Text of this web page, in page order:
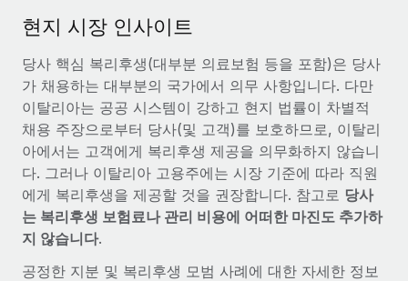
현지 시장 인사이트
당사 핵심 복리후생(대부분 의료보험 등을 포함)은 당사
가 채용하는 대부분의 국가에서 의무 사항입니다. 다만
이탈리아는 공공 시스템이 강하고 현지 법률이 차별적
채용 주장으로부터 당사(및 고객)를 보호하므로, 이탈리
아에서는 고객에게 복리후생 제공을 의무화하지 않습니
다. 그러나 이탈리아 고용주에는 시장 기준에 따라 직원
에게 복리후생을 제공할 것을 권장합니다. 참고로 당사
는 복리후생 보험료나 관리 비용에 어떠한 마진도 추가하
지 않습니다.
공정한 지분 및 복리후생 모범 사례에 대한 자세한 정보